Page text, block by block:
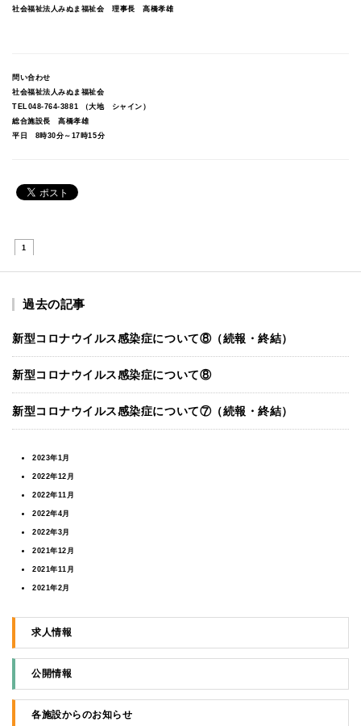
社会福祉法人みぬま福祉会 理事長 高橋孝雄
問い合わせ
社会福祉法人みぬま福祉会
TEL048-764-3881 （大地 シャイン）
総合施設長 高橋孝雄
平日 8時30分～17時15分
1
過去の記事
新型コロナウイルス感染症について⑧（続報・終結）
新型コロナウイルス感染症について⑧
新型コロナウイルス感染症について⑦（続報・終結）
2023年1月
2022年12月
2022年11月
2022年4月
2022年3月
2021年12月
2021年11月
2021年2月
求人情報
公開情報
各施設からのお知らせ